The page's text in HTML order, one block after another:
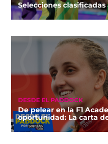
Selecciones
DESDE EL PADDOCK
De pelear en la F1
oportunidad: La carta